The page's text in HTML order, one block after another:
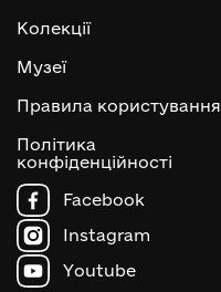
Колекції
Музеї
Правила користування
Політика
конфіденційності
Facebook
Instagram
Youtube